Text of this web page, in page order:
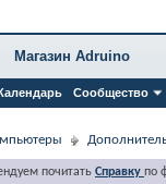
Сообщество
Магазин Adruino
почитать Справку по